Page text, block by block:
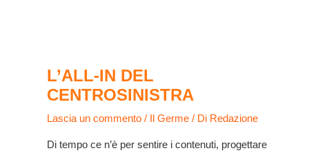
L’ALL-IN DEL
CENTROSINISTRA
Lascia un commento / Il Germe/ Di Redazione
Di tempo ce n’è per sentire i contenuti, progettare